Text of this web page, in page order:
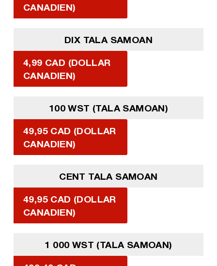
CANADIEN)
DIX TALA SAMOAN
4,99 CAD (DOLLAR
CANADIEN)
100 WST (TALA SAMOAN)
49,95 CAD (DOLLAR
CANADIEN)
CENT TALA SAMOAN
49,95 CAD (DOLLAR
CANADIEN)
1 000 WST (TALA SAMOAN)